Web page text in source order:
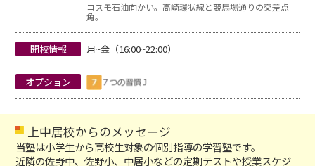
コスモ石油向かい。高崎環状線と競馬場通りの交差点
角。
開校情報 月~金（16:00~22:00）
オプション
上中居校からのメッセージ
当塾は小学生から高校生対象の個別指導の学習塾です。
近隣の佐野中、佐野小、中居小などの定期テストや授業スケジ